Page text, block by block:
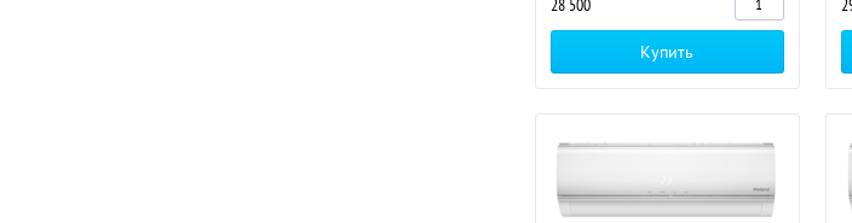
28 500
Купить